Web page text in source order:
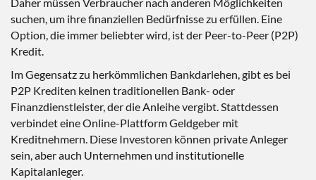
suchen, um ihre finanziellen Bedürfnisse zu erfüllen. Eine
Option, die immer beliebter wird, ist der Peer-to-Peer (P2P)
Kredit.
Im Gegensatz zu herkömmlichen Bankdarlehen, gibt es bei
P2P Krediten keinen traditionellen Bank- oder
Finanzdienstleister, der die Anleihe vergibt. Stattdessen
verbindet eine Online-Plattform Geldgeber mit
Kreditnehmern. Diese Investoren können private Anleger
sein, aber auch Unternehmen und institutionelle
Kapitalanleger.